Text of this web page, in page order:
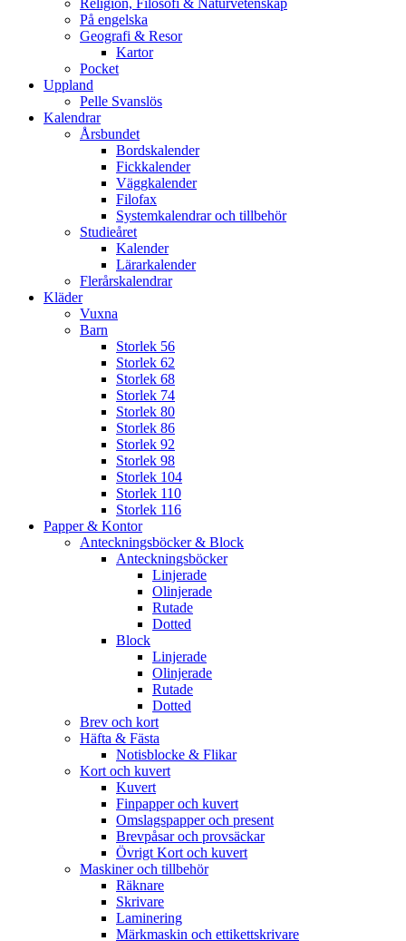
Religion, Filosofi & Naturvetenskap
På engelska
Geografi & Resor
Kartor
Pocket
Uppland
Pelle Svanslös
Kalendrar
Årsbundet
Bordskalender
Fickkalender
Väggkalender
Filofax
Systemkalendrar och tillbehör
Studieåret
Kalender
Lärarkalender
Flerårskalendrar
Kläder
Vuxna
Barn
Storlek 56
Storlek 62
Storlek 68
Storlek 74
Storlek 80
Storlek 86
Storlek 92
Storlek 98
Storlek 104
Storlek 110
Storlek 116
Papper & Kontor
Anteckningsböcker & Block
Anteckningsböcker
Linjerade
Olinjerade
Rutade
Dotted
Block
Linjerade
Olinjerade
Rutade
Dotted
Brev och kort
Häfta & Fästa
Notisblocke & Flikar
Kort och kuvert
Kuvert
Finpapper och kuvert
Omslagspapper och present
Brevpåsar och provsäckar
Övrigt Kort och kuvert
Maskiner och tillbehör
Räknare
Skrivare
Laminering
Märkmaskin och ettikettskrivare